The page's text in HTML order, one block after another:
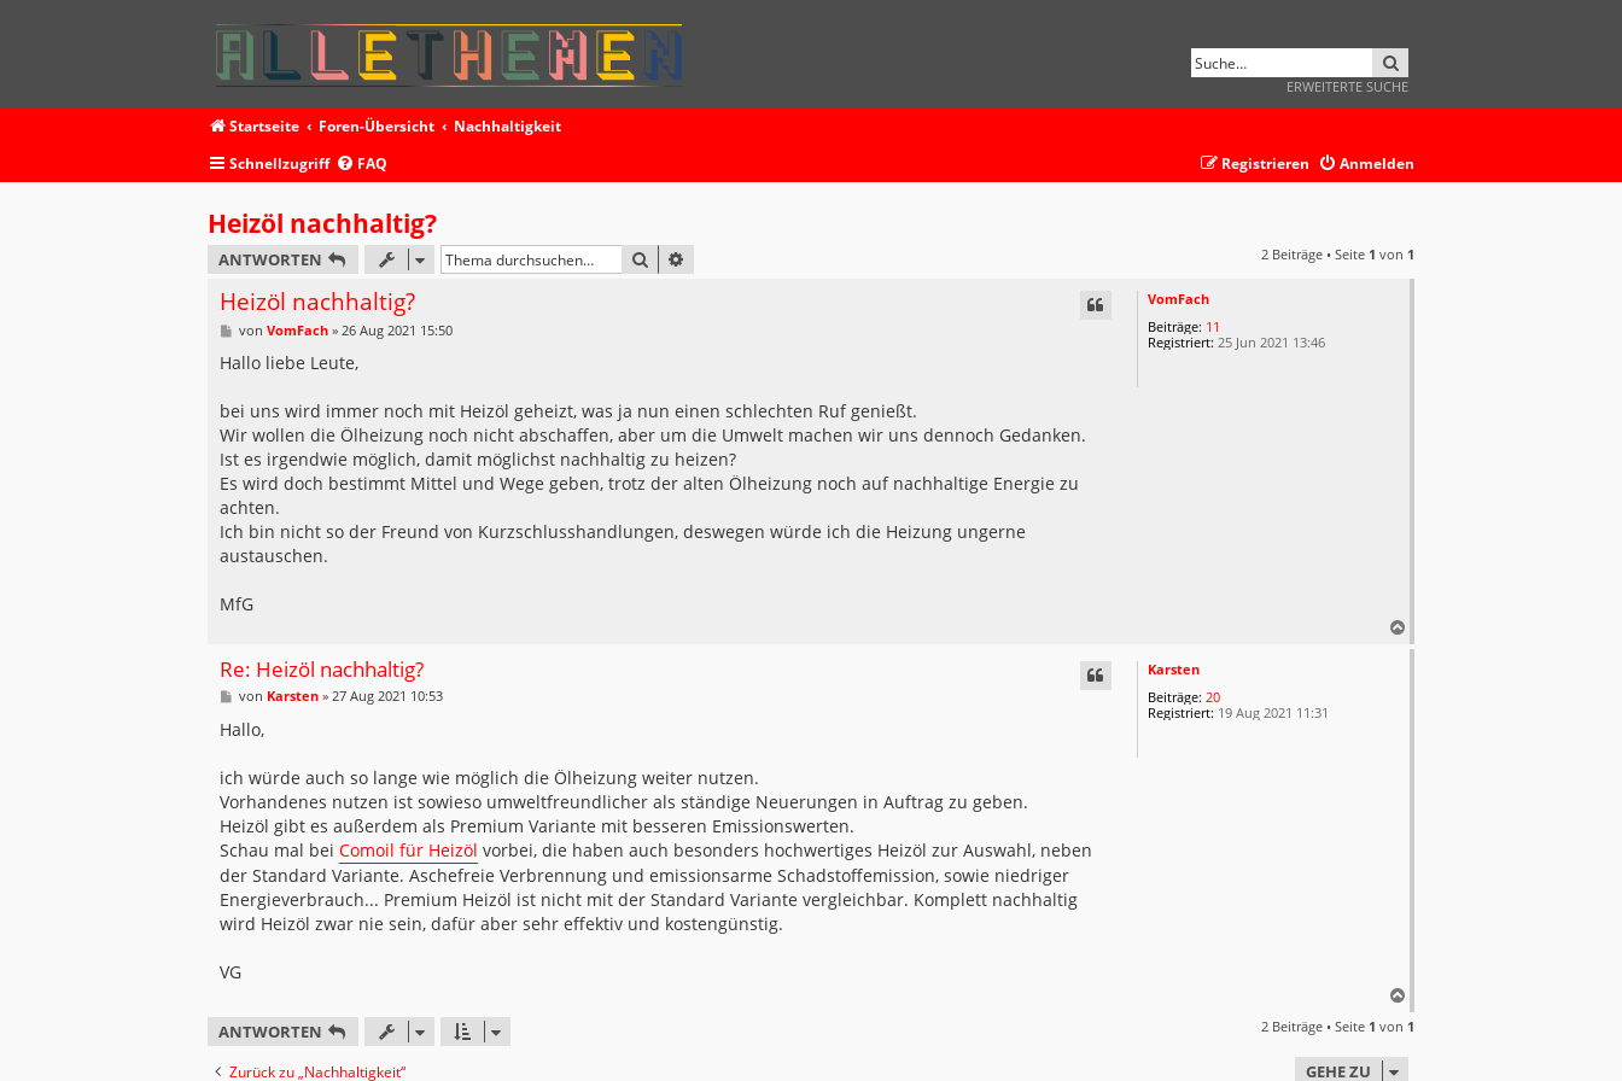
ERWEITERTE SUCHE
Startseite Foren-Übersicht
Nachhaltigkeit
Schnellzugriff
FAQ Anmelden
Registrieren
Heizöl nachhaltig?
ANTWORTEN SUCHE 2 Beiträge • Seite 1 von 1
VomFach
Beiträge: 11
Registriert: 25 Jun 2021 13:46
Heizöl nachhaltig?
B
i
a
g
von VomFach» 26 Aug 2021 15:50
Hallo liebe Leute,
bei uns wird immer noch mit Heizöl geheizt, was ja nun einen schlechten Ruf genießt.
Wir wollen die Ölheizung noch nicht abschaffen, aber um die Umwelt machen wir uns dennoch Gedanken.
Ist es irgendwie möglich, damit möglichst nachhaltig zu heizen?
Es wird doch bestimmt Mittel und Wege geben, trotz der alten Ölheizung noch auf nachhaltige Energie zu
achten.
Ich bin nicht so der Freund von Kurzschlusshandlungen, deswegen würde ich die Heizung ungerne
austauschen.
MfG
a
Karsten
Beiträge: 20
Registriert: 19 Aug 2021 11:31
Re: Heizöl nachhaltig?
B
i
t
a
g
von Karsten» 27 Aug 2021 10:53
Hallo,
ich würde auch so lange wie möglich die Ölheizung weiter nutzen.
Vorhandenes nutzen ist sowieso umweltfreundlicher als ständige Neuerungen in Auftrag zu geben.
Heizöl gibt es außerdem als Premium Variante mit besseren Emissionswerten.
Schau mal bei Comoil für Heizöl vorbei, die haben auch besonders hochwertiges Heizöl zur Auswahl, neben
der Standard Variante. Aschefreie Verbrennung und emissionsarme Schadstoffemission, sowie niedriger
Energieverbrauch... Premium Heizöl ist nicht mit der Standard Variante vergleichbar. Komplett nachhaltig
wird Heizöl zwar nie sein, dafür aber sehr effektiv und kostengünstig.
VG
a
c
ANTWORTEN 2 Beiträge • Seite 1 von 1
Zurück zu „Nachhaltigkeit“ GEHE ZU